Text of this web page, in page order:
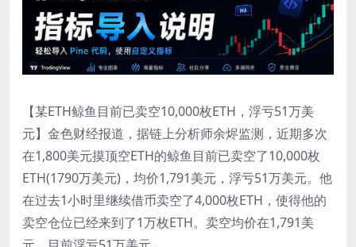
【某ETH鲸鱼目前已卖空10,000枚ETH，浮亏51万美
元】金色财经报道，据链上分析师余烬监测，近期多次
在1,800美元摸顶空ETH的鲸鱼目前已卖空了10,000枚
ETH(1790万美元)，均价1,791美元，浮亏51万美元。他
在过去1小时里继续借币卖空了4,000枚ETH，使得他的
卖空仓位已经来到了1万枚ETH。卖空均价在1,791美